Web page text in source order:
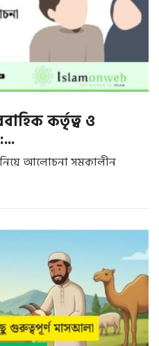
কর্তৃত্ব ও
নিয়ে আলোচনা সমকালীন